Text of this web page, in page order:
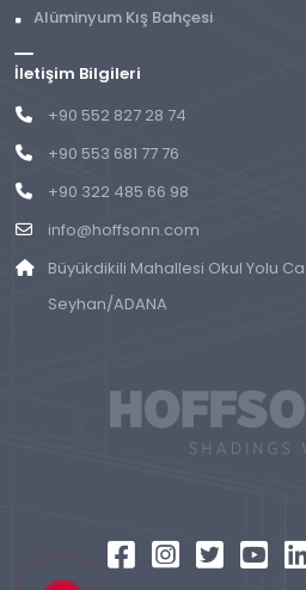
Alüminyum Kış Bahçesi
İletişim Bilgileri
+90 552 827 28 74
+90 553 681 77 76
+90 322 485 66 98
info@hoffsonn.com
Büyükdikili Mahallesi Okul Yolu
Seyhan/ADANA